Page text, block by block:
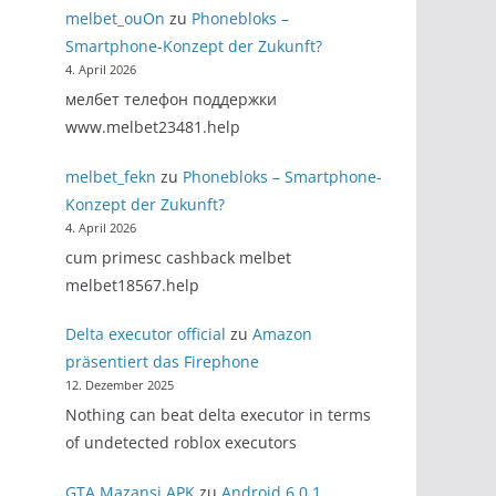
melbet_ouOn zu Phonebloks –
Smartphone-Konzept der Zukunft?
4. April 2026
мелбет телефон поддержки
www.melbet23481.help
melbet_fekn zu Phonebloks – Smartphone-
Konzept der Zukunft?
4. April 2026
cum primesc cashback melbet
melbet18567.help
Delta executor official zu Amazon
präsentiert das Firephone
12. Dezember 2025
Nothing can beat delta executor in terms
of undetected roblox executors